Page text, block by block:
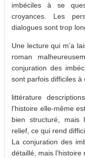
imbéciles à se
croyances. Les
dialogues sont trop
Une lecture qui m’a
roman
conjuration des
sont parfois difficiles à
littérature
l’histoire elle-même
bien structuré, mais
relief, ce qui rend
La conjuration des
détaillé, mais